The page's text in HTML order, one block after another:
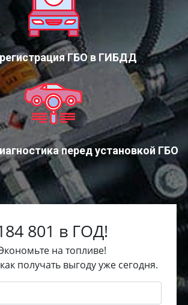
регистрация ГБО в ГИБДД
перед установкой ГБО
801 в ГОД!
на топливе!
получать выгоду уже сегодня.